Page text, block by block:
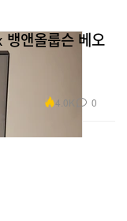
앤올룹슨 베오
4.0K 0